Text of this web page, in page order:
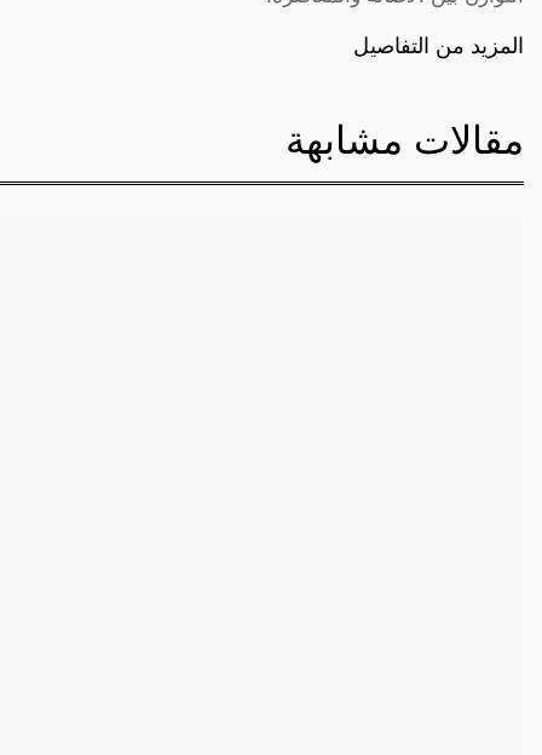
المزيد من التفاصيل
مقالات مشابهة